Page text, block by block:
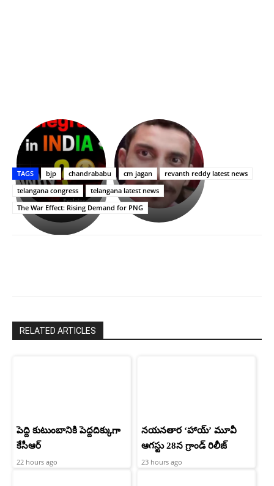
భగవంతుని
ప్రసాదం
తీర్థం..తులసీదళం
లేకుండా
అసంపూర్ణం
కేజీఎఫ్
సినిమాతో
పాన్
ఇండియా
స్టార్
హీరోయిన్‏గా
Upasana:
భర్తపై
రివెంజ్
తీర్చుకున్న
ఉపాసన..
పాపం
రామ్
TAGS bjp chandrababu cm jagan
revanth reddy latest news
telangana congress
telangana latest news
The War Effect: Rising Demand for PNG
RELATED ARTICLES
పెద్ది కుటుంబానికి పెద్దదిక్కుగా
కేసీఆర్
22 hours ago
నయనతార ‘హాయ్’ మూవీ
ఆగస్టు 28న గ్రాండ్ రిలీజ్
23 hours ago